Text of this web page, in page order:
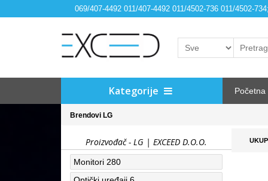
069/407-4492 011/407-4492 011/4502-736 011/4502-
Kategorije Početna
Brendovi LG
Proizvođač - LG | EXCEED D.O.O.
Monitori 280